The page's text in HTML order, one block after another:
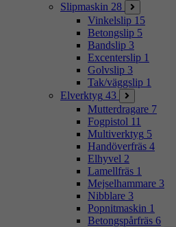
Slipmaskin 28
Vinkelslip 15
Betongslip 5
Bandslip 3
Excenterslip 1
Golvslip 3
Tak/väggslip 1
Elverktyg 43
Mutterdragare 7
Fogpistol 11
Multiverktyg 5
Handöverfräs 4
Elhyvel 2
Lamellfräs 1
Mejselhammare 3
Nibblare 3
Popnitmaskin 1
Betongspårfräs 6